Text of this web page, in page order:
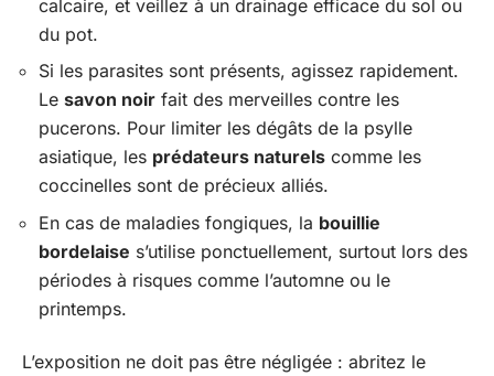
calcaire, et veillez à un drainage efficace du sol ou
du pot.
Si les parasites sont présents, agissez rapidement.
Le savon noir fait des merveilles contre les
pucerons. Pour limiter les dégâts de la psylle
asiatique, les prédateurs naturels comme les
coccinelles sont de précieux alliés.
En cas de maladies fongiques, la bouillie
bordelaise s’utilise ponctuellement, surtout lors des
périodes à risques comme l’automne ou le
printemps.
L’exposition ne doit pas être négligée : abritez le